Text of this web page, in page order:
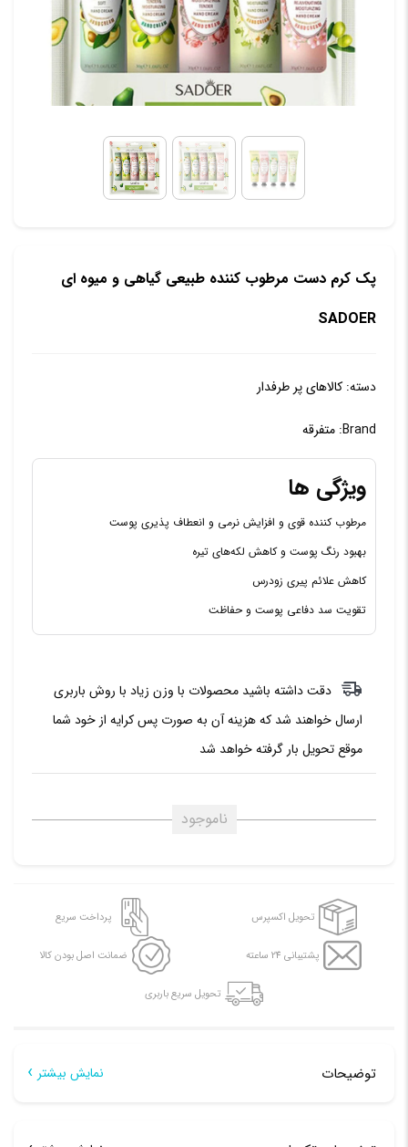
پک کرم دست مرطوب کننده طبیعی گیاهی و میوه ای
SADOER
دسته: کالاهای پر طرفدار
Brand: متفرقه
ویژگی ها
مرطوب کننده قوی و افزایش نرمی و انعطاف پذیری پوست
بهبود رنگ پوست و کاهش لکه‌های تیره
کاهش علائم پیری زودرس
تقویت سد دفاعی پوست و حفاظت
دقت داشته باشید محصولات با وزن زیاد با روش باربری
ارسال خواهند شد که هزینه آن به صورت پس کرایه از خود شما
موقع تحویل بار گرفته خواهد شد
ناموجود
تحویل اکسپرس پرداخت سریع
پشتیبانی 24 ساعته ضمانت اصل بودن کالا
تحویل سریع باربری
توضیحات نمایش بیشتر